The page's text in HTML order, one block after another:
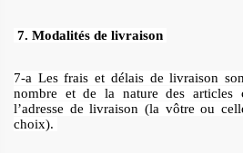
7. Modalités de livraison
7-a Les frais et délais de livraison
nombre et de la nature des articles
l’adresse de livraison (la vôtre ou
choix).